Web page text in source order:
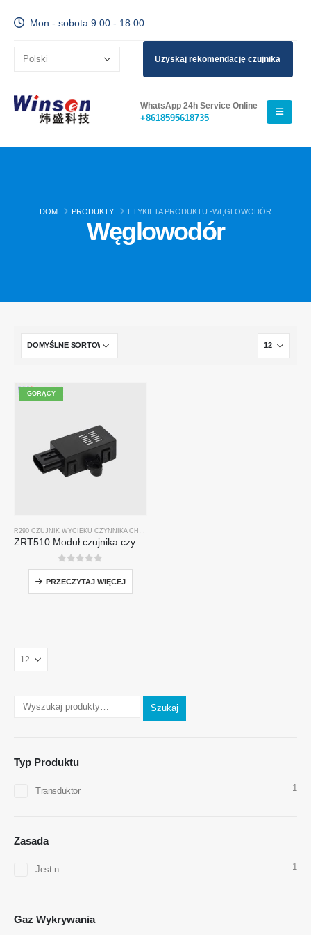
Mon - sobota 9:00 - 18:00
Uzyskaj rekomendację czujnika
WhatsApp 24h Service Online
+8618595618735
DOM PRODUKTY ETYKIETA PRODUKTU -WĘGLOWODÓR
Węglowodór
GORĄCY
0na 5
PRZECZYTAJ WIĘCEJ
Szukaj
Typ Produktu
Transduktor 1
Zasada
Jest n 1
Gaz Wykrywania
Skontaktuj się z nami
Teren:0086-371-67169097